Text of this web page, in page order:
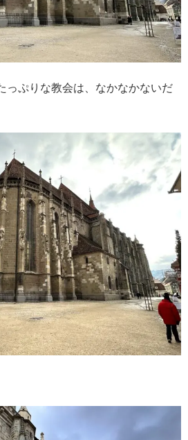
っぷりな教会は、なかなかないだ